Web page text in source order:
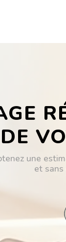
une
et